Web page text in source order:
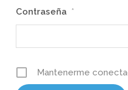
Contraseña *
Mantenerme